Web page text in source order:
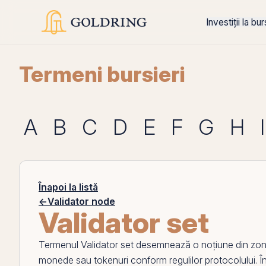
Investiții la
Termeni bursieri
A B C D E F G H I
Înapoi la listă
←Validator node
Validator set
Termenul Validator set desemnează o noțiune din
monede sau tokenuri conform regulilor protocolului.